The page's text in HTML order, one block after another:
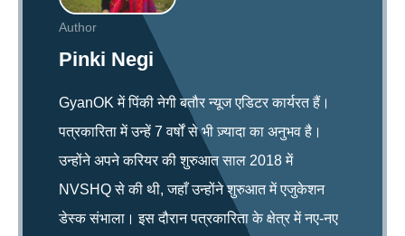
Author
Pinki Negi
GyanOK में पिंकी नेगी बतौर न्यूज एडिटर कार्यरत हैं।
पत्रकारिता में उन्हें 7 वर्षों से भी ज़्यादा का अनुभव है।
उन्होंने अपने करियर की शुरुआत साल 2018 में
NVSHQ से की थी, जहाँ उन्होंने शुरुआत में एजुकेशन
डेस्क संभाला। इस दौरान पत्रकारिता के क्षेत्र में नए-नए